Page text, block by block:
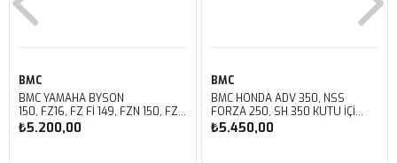
BMC
BMC YAMAHA BYSON
150, FZ16, FZ FI 149, FZN 150, FZS
FI V3 KUTU İÇİ PERFORMANS
HAVA FİLTRESİ FM01147
₺5.200,00
BMC
BMC HONDA ADV 350, NSS
FORZA 250, SH 350 KUTU İÇİ
PERFORMANS HAVA FİLTRESİ
₺5.450,00